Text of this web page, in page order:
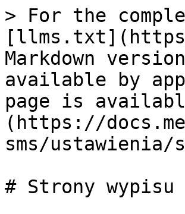
> For the
Markdown
available by
page is
(https://
sms/ustawienia/
# Strony wypisu